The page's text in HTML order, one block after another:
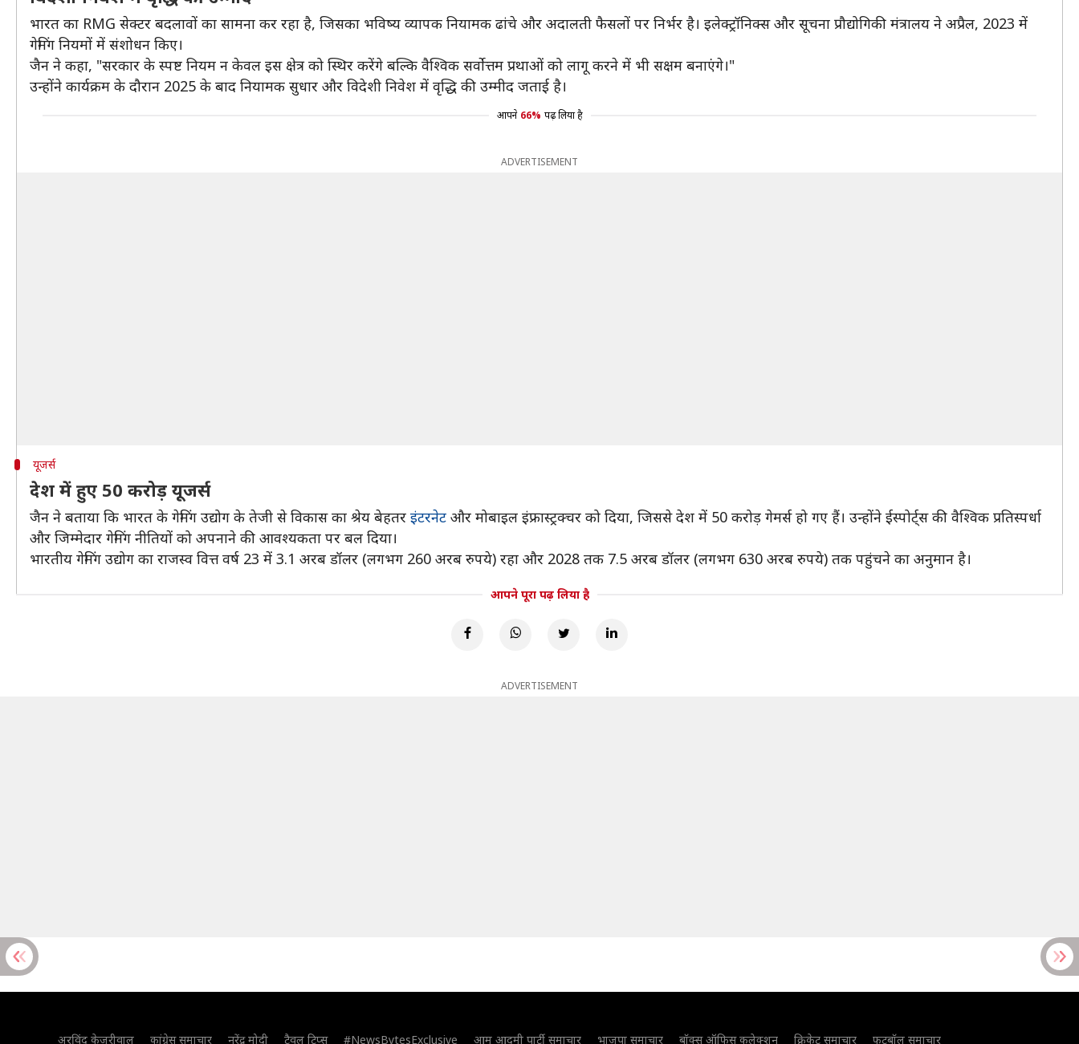
भारत का RMG सेक्टर बदलावों का सामना कर रहा है, जिसका भविष्य व्यापक नियामक ढांचे और अदालती फैसलों पर निर्भर है। इलेक्ट्रॉनिक्स और सूचना प्रौद्योगिकी मंत्रालय ने अप्रैल, 2023 में
गेमिंग नियमों में संशोधन किए।
जैन ने कहा, "सरकार के स्पष्ट नियम न केवल इस क्षेत्र को स्थिर करेंगे बल्कि वैश्विक सर्वोत्तम प्रथाओं को लागू करने में भी सक्षम बनाएंगे।"
उन्होंने कार्यक्रम के दौरान 2025 के बाद नियामक सुधार और विदेशी निवेश में वृद्धि की उम्मीद जताई है।
आपने 66% पढ़ लिया है
ADVERTISEMENT
यूजर्स
देश में हुए 50 करोड़ यूजर्स
जैन ने बताया कि भारत के गेमिंग उद्योग के तेजी से विकास का श्रेय बेहतर इंटरनेट और मोबाइल इंफ्रास्ट्रक्चर को दिया, जिससे देश में 50 करोड़ गेमर्स हो गए हैं। उन्होंने ईस्पोर्ट्स की वैश्विक प्रतिस्पर्धा
और जिम्मेदार गेमिंग नीतियों को अपनाने की आवश्यकता पर बल दिया।
भारतीय गेमिंग उद्योग का राजस्व वित्त वर्ष 23 में 3.1 अरब डॉलर (लगभग 260 अरब रुपये) रहा और 2028 तक 7.5 अरब डॉलर (लगभग 630 अरब रुपये) तक पहुंचने का अनुमान है।
आपने पूरा पढ़ लिया है
ADVERTISEMENT
अरविंद केजरीवाल कांग्रेस समाचार नरेंद्र मोदी ट्रैवल टिप्स #NewsBytesExclusive आम आदमी पार्टी समाचार भाजपा समाचार बॉक्स ऑफिस कलेक्शन क्रिकेट समाचार फुटबॉल समाचार